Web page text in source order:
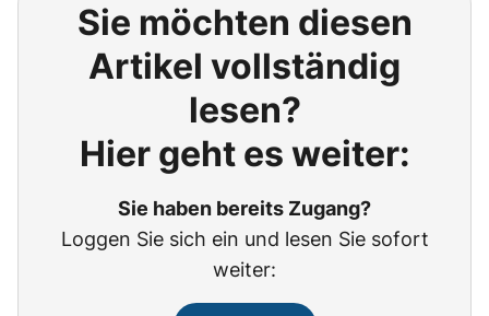
Sie möchten diesen
Artikel vollständig
lesen?
Hier geht es weiter:
Sie haben bereits Zugang?
Loggen Sie sich ein und lesen Sie sofort
weiter: